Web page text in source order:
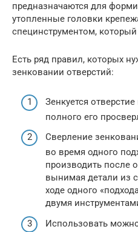
предназначаются для
утопленные головки
специнструментом,
Есть ряд правил, которых
зенковании отверстий:
Зенкуется
полного его
Сверление
во время одного
производить после
вынимая детали из
ходе одного
двумя
Использовать